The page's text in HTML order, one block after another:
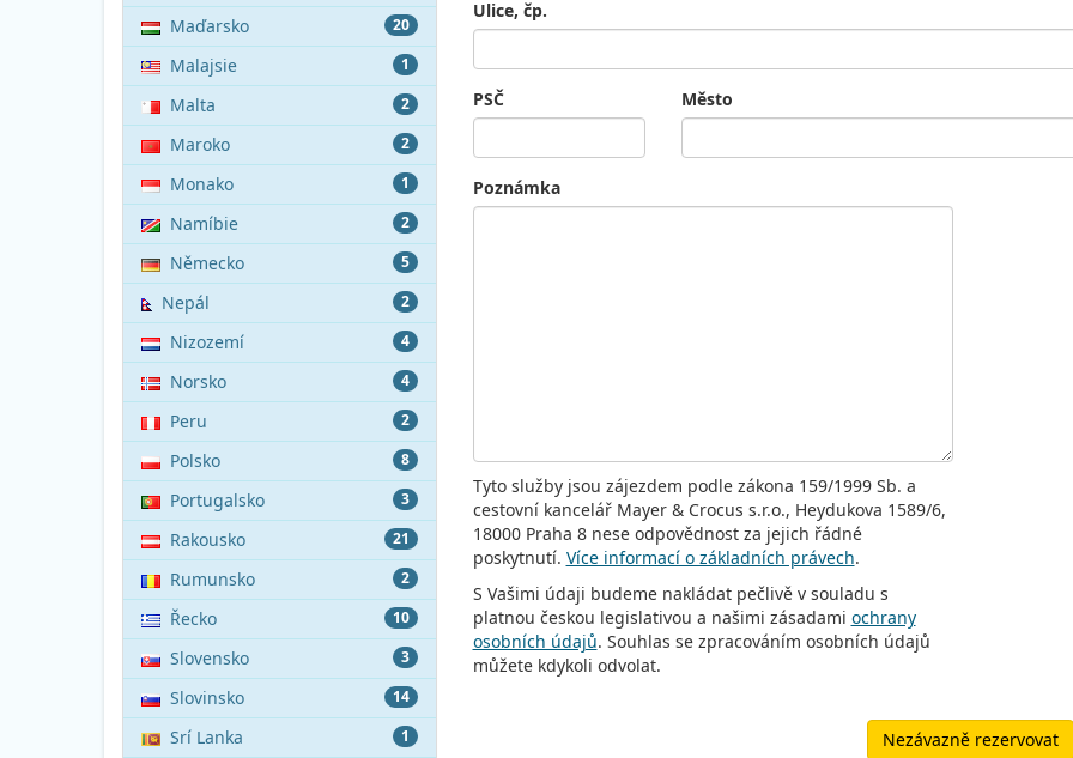
20
Maďarsko
1
Malajsie
2
Malta
2
Maroko
1
Monako
2
Namíbie
5
Německo
2
Nepál
4
Nizozemí
4
Norsko
2
Peru
8
Polsko
3
Portugalsko
21
Rakousko
2
Rumunsko
10
Řecko
3
Slovensko
14
Slovinsko
1
Srí Lanka
Ulice, čp.
PSČ Město
Poznámka
Tyto služby jsou zájezdem podle zákona 159/1999 Sb. a
cestovní kancelář Mayer & Crocus s.r.o., Heydukova 1589/6,
18000 Praha 8 nese odpovědnost za jejich řádné
poskytnutí. Více informací o základních právech.
S Vašimi údaji budeme nakládat pečlivě v souladu s
platnou českou legislativou a našimi zásadami ochrany
osobních údajů. Souhlas se zpracováním osobních údajů
můžete kdykoli odvolat.
Nezávazně rezervovat